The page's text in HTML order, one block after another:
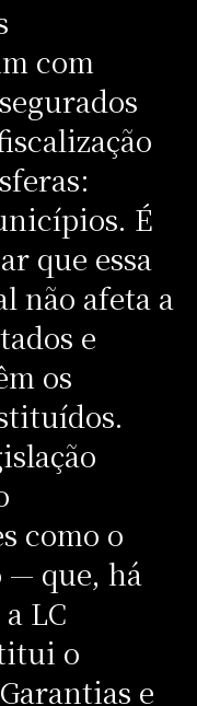
com
É
que essa
não afeta a
e
os
como o
— que, há
LC
o
e